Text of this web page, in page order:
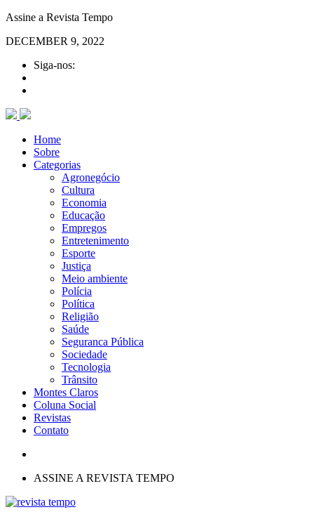
Assine a Revista Tempo
DECEMBER 9, 2022
Siga-nos:
Home
Sobre
Categorias
Agronegócio
Cultura
Economia
Educação
Empregos
Entretenimento
Esporte
Justiça
Meio ambiente
Polícia
Política
Religião
Saúde
Seguranca Pública
Sociedade
Tecnologia
Trânsito
Montes Claros
Coluna Social
Revistas
Contato
ASSINE A REVISTA TEMPO